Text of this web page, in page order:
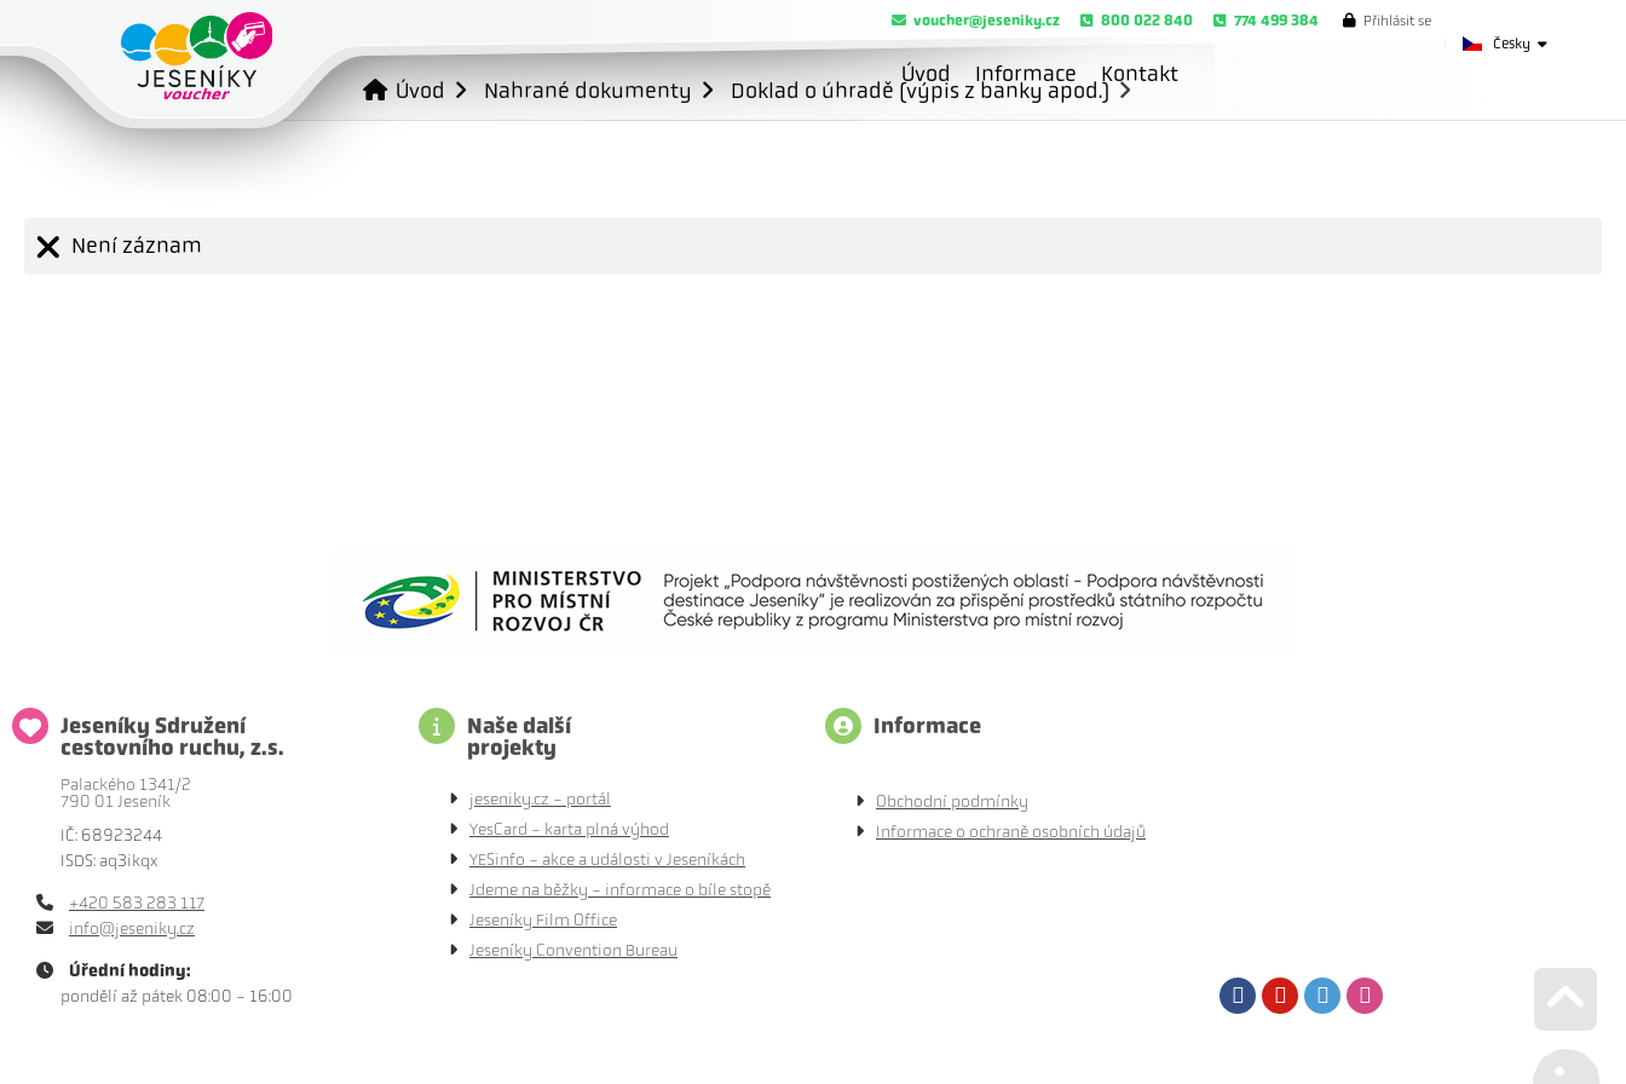
Česky
voucher@jeseniky.cz 800 022 840 774 499 384 Přihlásit se
Úvod Informace Kontakt
Úvod Nahrané dokumenty Doklad o úhradě (výpis z banky apod.)
Není záznam
Jeseníky Sdružení
cestovního ruchu, z.s.
Palackého 1341/2
790 01 Jeseník
IČ: 68923244
ISDS: aq3ikqx
+420 583 283 117
info@jeseniky.cz
Úřední hodiny:
pondělí až pátek 08:00 - 16:00
Naše další
projekty
jeseniky.cz - portál
YesCard - karta plná výhod
YESinfo - akce a události v Jeseníkách
Jdeme na běžky - informace o bíle stopě
Jeseníky Film Office
Jeseníky Convention Bureau
Informace
Obchodní podmínky
Informace o ochraně osobních údajů
FacebookYoutubeTwitter
Go